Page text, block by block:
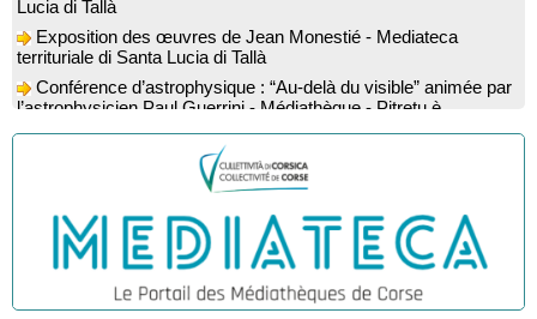
Exposition des œuvres de Jean Monestié - Mediateca
territuriale di Santa Lucia di Tallà
Conférence d’astrophysique : “Au-delà du visible” animée par
l’astrophysicien Paul Guerrini - Médiathèque - Pitretu è
Bicchisgià
Exposition des œuvres de Dominique Malberti Morin :
"Racines, peintures acryliques et aquarelles" - Mediateca
territuriale di Santa Lucia di Tallà
Animation : "Petits lecteurs" - Médiathèque - Pitretu è
Bicchisgià
Veillée de contes à la forêt enchantée "U Mondu ditu
Colloque : "Taravu : terre de patrimoines", Regards sur le